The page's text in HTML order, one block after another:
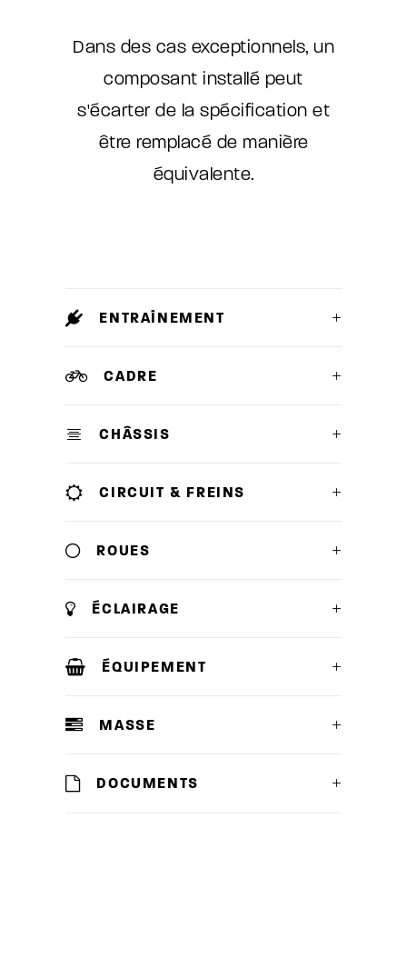
Dans des cas exceptionnels, un
composant installé peut
s'écarter de la spécification et
être remplacé de manière
équivalente.
ENTRAÎNEMENT
CADRE
CHÂSSIS
CIRCUIT & FREINS
ROUES
ÉCLAIRAGE
ÉQUIPEMENT
MASSE
DOCUMENTS